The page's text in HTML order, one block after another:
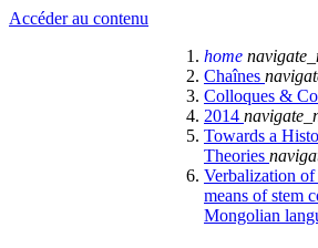
Accéder au contenu
home
Chaînes
Colloques &
2014
Towards a
Theories
Verbalization of
means of stem
Mongolian